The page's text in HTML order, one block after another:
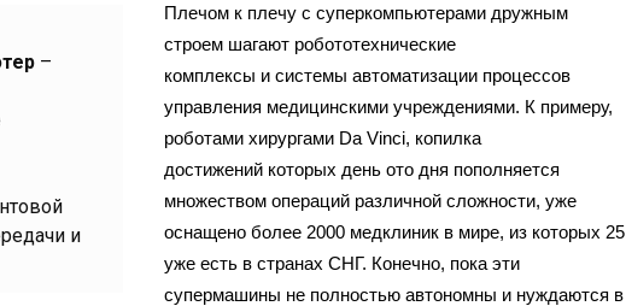
–
и
Плечом к плечу с суперкомпьютерами дружным
строем шагают робототехнические
комплексы и системы автоматизации процессов
управления медицинскими учреждениями. К примеру,
роботами хирургами Da Vinci, копилка
достижений которых день ото дня пополняется
множеством операций различной сложности, уже
оснащено более 2000 медклиник в мире, из которых 25
уже есть в странах СНГ. Конечно, пока эти
супермашины не полностью автономны и нуждаются в